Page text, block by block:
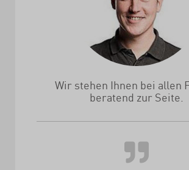
Wir stehen Ihnen bei allen
beratend zur Seite.